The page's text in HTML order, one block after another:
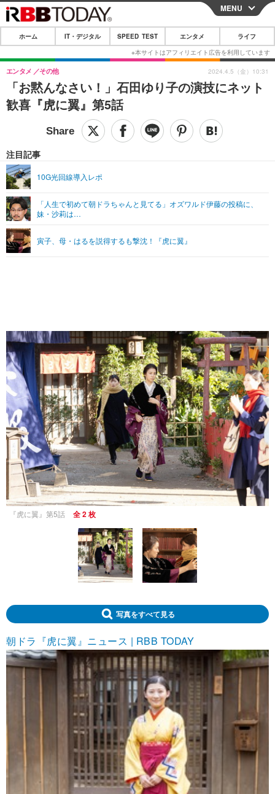
CLOSE
ホーム
IT・デジタル
IT・デジタルTOP スマートフォン
ショッピング その他
SPEED TEST
エンタメTOP 映画・ドラマ
グラビア
ショッピング
ライフTOP
その他
リリース一覧
プッシュ通知の停止方法
MENU
ホーム IT・デジタル SPEED TEST エンタメ ライフ
「お黙んなさい！」石田ゆり子の演技にネット
歓喜『虎に翼』第5話
エンタメ その他
注目記事
10G光回線導入レポ
「人生で初めて朝ドラちゃんと見てる」オズワルド伊藤の投稿に、
妹・沙莉は…
寅子、母・はるを説得するも撃沈！『虎に翼』
2024.4.5（金）10:31
『虎に翼』第5話 全 2 枚
写真をすべて見る
朝ドラ『虎に翼』ニュース | RBB TODAY